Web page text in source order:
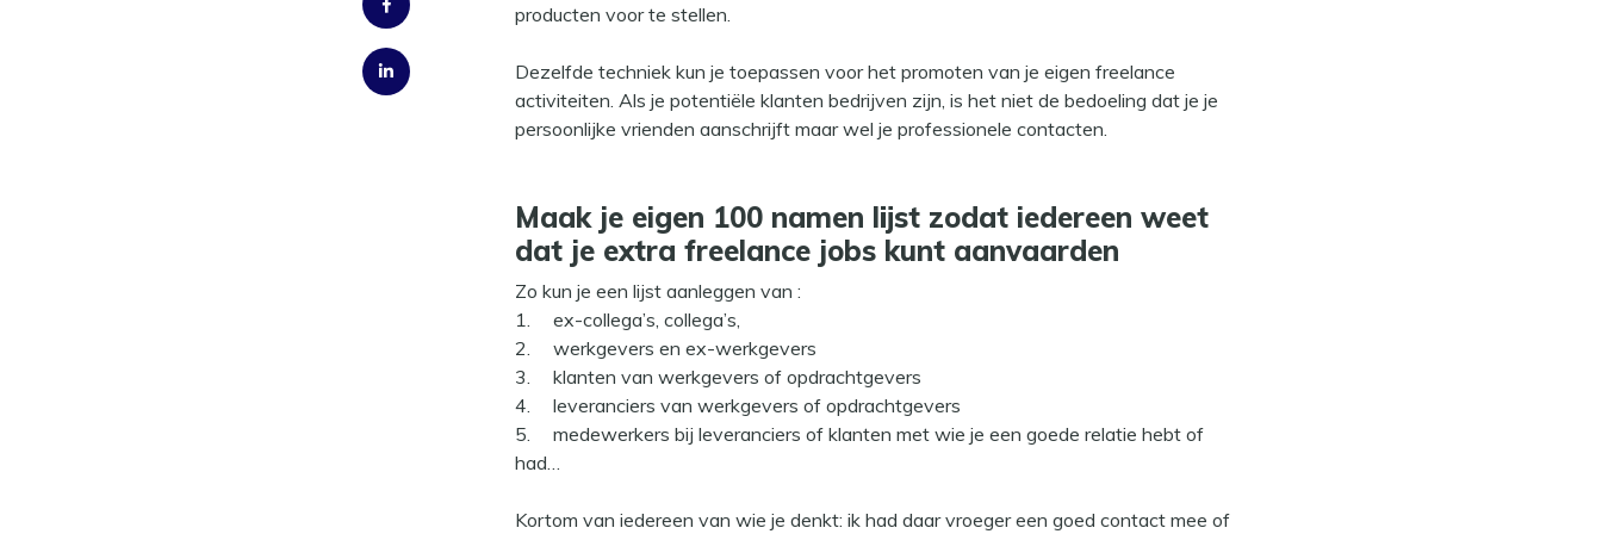
producten voor te stellen.
Dezelfde techniek kun je toepassen voor het promoten van je eigen freelance
activiteiten. Als je potentiële klanten bedrijven zijn, is het niet de bedoeling dat je je
persoonlijke vrienden aanschrijft maar wel je professionele contacten.
Maak je eigen 100 namen lijst zodat iedereen weet
dat je extra freelance jobs kunt aanvaarden
Zo kun je een lijst aanleggen van :
1.
ex-collega’s, collega’s,
2.
werkgevers en ex-werkgevers
3.
klanten van werkgevers of opdrachtgevers
4.
leveranciers van werkgevers of opdrachtgevers
5.
medewerkers bij leveranciers of klanten met wie je een goede relatie hebt of
had…
Kortom van iedereen van wie je denkt: ik had daar vroeger een goed contact mee of